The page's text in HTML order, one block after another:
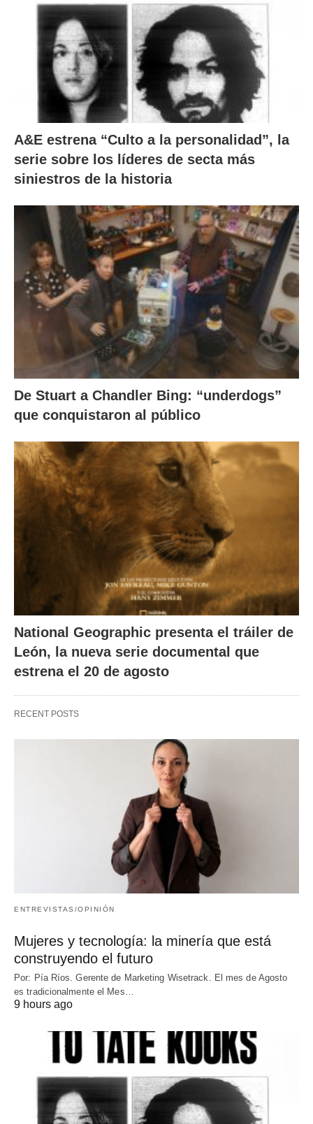
A&E estrena “Culto a la personalidad”, la
serie sobre los líderes de secta más
siniestros de la historia
De Stuart a Chandler Bing: “underdogs”
que conquistaron al público
National Geographic presenta el tráiler de
León, la nueva serie documental que
estrena el 20 de agosto
RECENT POSTS
ENTREVISTAS/OPINIÓN
Mujeres y tecnología: la minería que está
construyendo el futuro
Por: Pía Ríos. Gerente de Marketing Wisetrack. El mes de Agosto
es tradicionalmente el Mes…
9 hours ago